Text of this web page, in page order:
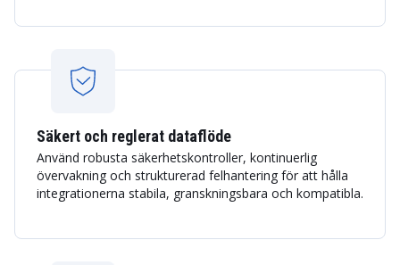
Säkert och reglerat dataflöde
Använd robusta säkerhetskontroller, kontinuerlig
övervakning och strukturerad felhantering för att hålla
integrationerna stabila, granskningsbara och kompatibla.